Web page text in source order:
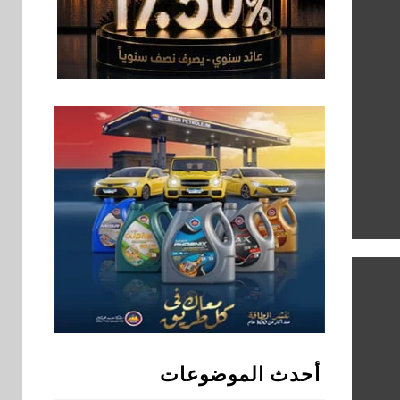
أحدث الموضوعات
للشباب ويقدم العديد
من العروض المجانية
بنوك
جاهزية المشروعات
الصغيرة والمتوسطة
للنمو والتوسع
9
اخبار
فيكسد مصر و”حلول”
تتشاركان في تطوير
أول منصة للسياحة
الصحية في مصر
والشرق الأوسط
وأفريقيا Tour4Cure
Max بطارية ضخمة